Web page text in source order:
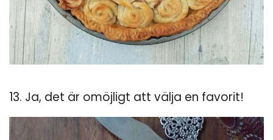
13. Ja, det är omöjligt att välja en favorit!